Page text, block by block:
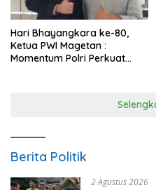
Hari Bhayangkara ke-80,
Ketua PWI Magetan :
Momentum Polri Perkuat
Berita Politik
2 Agustus 2026